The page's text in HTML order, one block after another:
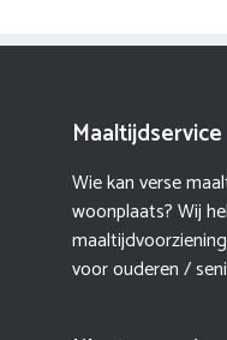
Maaltijdservice
Wie kan verse
woonplaats? Wij
voor ouderen /